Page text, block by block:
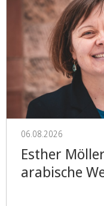
06.08.2026
Esther
arabische